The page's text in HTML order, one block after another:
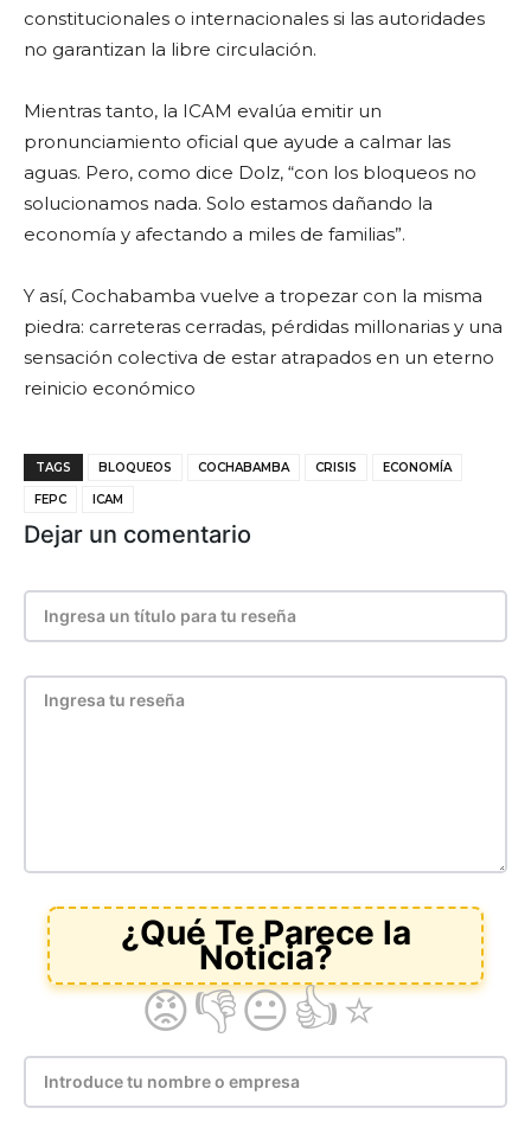
constitucionales o internacionales si las autoridades
no garantizan la libre circulación.
Mientras tanto, la ICAM evalúa emitir un
pronunciamiento oficial que ayude a calmar las
aguas. Pero, como dice Dolz, “con los bloqueos no
solucionamos nada. Solo estamos dañando la
economía y afectando a miles de familias”.
Y así, Cochabamba vuelve a tropezar con la misma
piedra: carreteras cerradas, pérdidas millonarias y una
sensación colectiva de estar atrapados en un eterno
reinicio económico
TAGS BLOQUEOS COCHABAMBA CRISIS ECONOMÍA
FEPC ICAM
Dejar un comentario